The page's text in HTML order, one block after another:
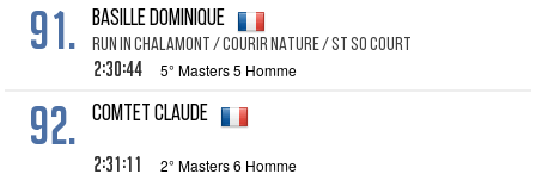
91. BASILLE Dominique
RUN IN CHALAMONT / COURIR NATURE / ST SO COURT
2:30:44 5° Masters 5 Homme
92. COMTET Claude
2:31:11 2° Masters 6 Homme